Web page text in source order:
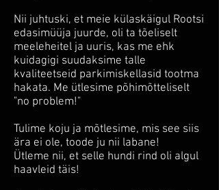
Nii juhtuski, et meie külaskäigul Rootsi
edasimüüja juurde, oli ta tõeliselt
meeleheitel ja uuris, kas me ehk
kuidagigi suudaksime talle
kvaliteetseid parkimiskellasid tootma
hakata. Me ütlesime põhimõtteliselt
"no problem!"
Tulime koju ja mõtlesime, mis see siis
ära ei ole, toode ju nii labane!
Ütleme nii, et selle hundi rind oli algul
haavleid täis!